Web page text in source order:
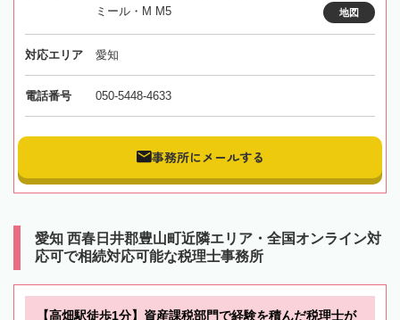
ミール・M M5
地図
対応エリア 愛知
電話番号 050-5448-4633
事務所にメールする
愛知 西春日井郡豊山町近隣エリア・全国オンライン対
応可で相続対応可能な税理士事務所
【高畑駅徒歩1分】資産課税部門で経験を積んだ税理士が